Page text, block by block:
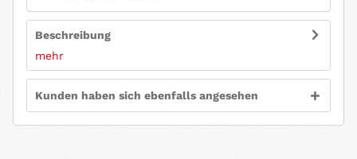
Beschreibung
mehr
Kunden haben sich ebenfalls angesehen